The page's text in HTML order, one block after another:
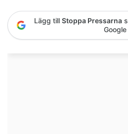
Lägg till Stoppa Pressarna
Google